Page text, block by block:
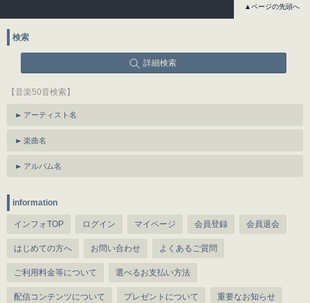
▲ページの先頭へ
検索
詳細検索
【音楽50音検索】
アーティスト名
楽曲名
アルバム名
information
インフォTOP ログイン マイページ 会員登録 会員退会
はじめての方へ お問い合わせ よくあるご質問
ご利用料金等について 選べるお支払い方法
配信コンテンツについて プレゼントについて 重要なお知らせ